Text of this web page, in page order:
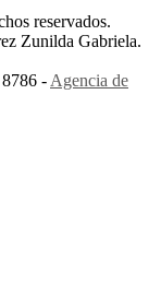
reservados.
Zunilda Gabriela.
-Agencia de